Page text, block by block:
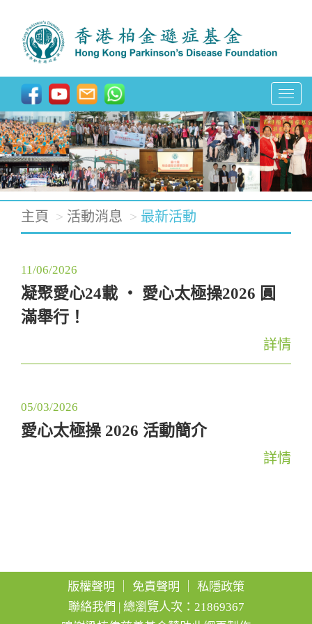
T
o
g
g
l
n
a
t
主頁 活動消息 最新活動
11/06/2026
凝聚愛心24載 ‧ 愛心太極操2026 圓
滿舉行！
詳情
05/03/2026
愛心太極操 2026 活動簡介
詳情
版權聲明 免責聲明
私隱政策
聯絡我們 | 總瀏覽人次：21869367